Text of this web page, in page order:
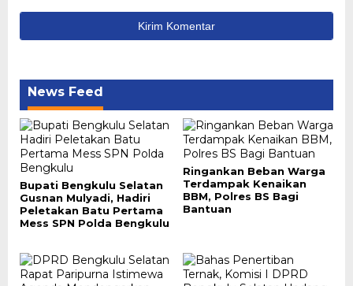
News Feed
Bupati Bengkulu Selatan
Gusnan Mulyadi, Hadiri
Peletakan Batu Pertama
Mess SPN Polda Bengkulu
Ringankan Beban Warga
Terdampak Kenaikan
BBM, Polres BS Bagi
Bantuan